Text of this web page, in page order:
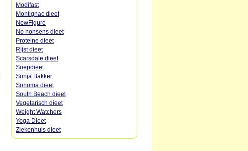
Modifast
Montignac dieet
NewFigure
No nonsens dieet
Proteine dieet
Rijst dieet
Scarsdale dieet
Soepdieet
Sonja Bakker
Sonoma dieet
South Beach dieet
Vegetarisch dieet
Weight Watchers
Yoga Dieet
Ziekenhuis dieet